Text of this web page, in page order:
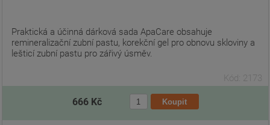
Praktická a účinná dárková sada ApaCare obsahuje
remineralizační zubní pastu, korekční gel pro obnovu skloviny a
lešticí zubní pastu pro zářivý úsměv.
Kód: 2173
666 Kč